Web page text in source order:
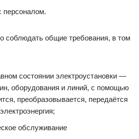
персоналом.
соблюдать общие требования, в том
состоянии электроустановки —
оборудования и линий, с помощью
преобразовывается, передаётся
обслуживание